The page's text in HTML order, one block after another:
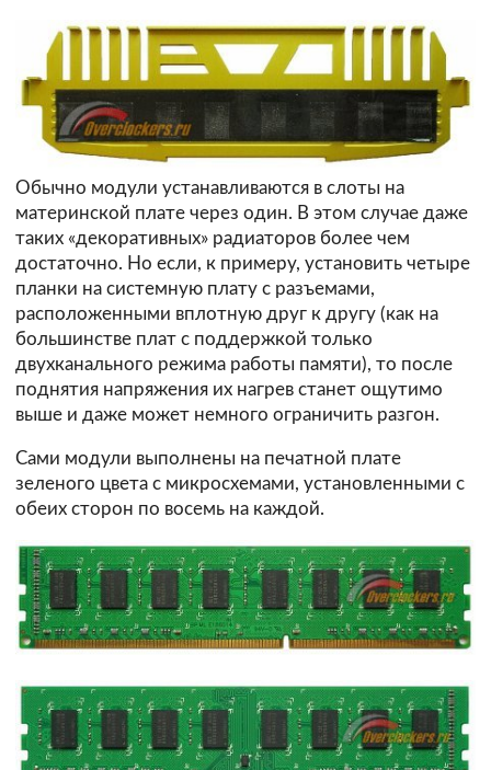
Обычно модули устанавливаются в слоты на
материнской плате через один. В этом случае даже
таких «декоративных» радиаторов более чем
достаточно. Но если, к примеру, установить четыре
планки на системную плату с разъемами,
расположенными вплотную друг к другу (как на
большинстве плат с поддержкой только
двухканального режима работы памяти), то после
поднятия напряжения их нагрев станет ощутимо
выше и даже может немного ограничить разгон.
Сами модули выполнены на печатной плате
зеленого цвета с микросхемами, установленными с
обеих сторон по восемь на каждой.